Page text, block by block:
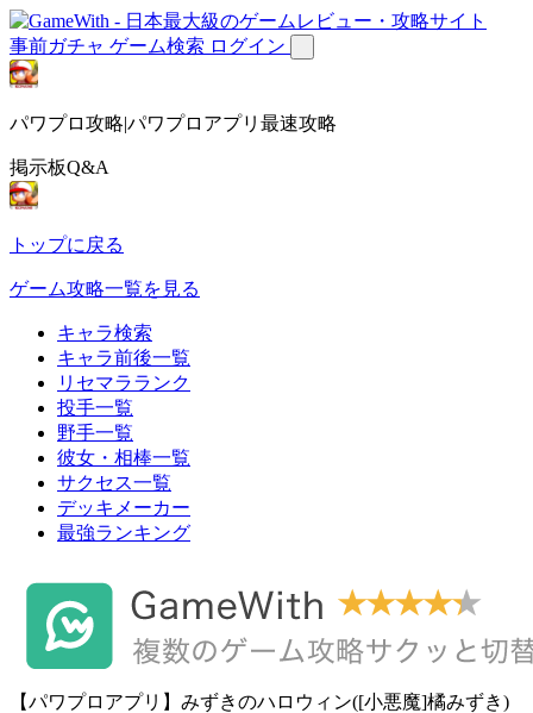
事前ガチャ ゲーム検索 ログイン
パワプロ攻略|パワプロアプリ最速攻略
掲示板Q&A
トップに戻る
ゲーム攻略一覧を見る
キャラ検索
キャラ前後一覧
リセマラランク
投手一覧
野手一覧
彼女・相棒一覧
サクセス一覧
デッキメーカー
最強ランキング
【パワプロアプリ】みずきのハロウィン([小悪魔]橘みずき)